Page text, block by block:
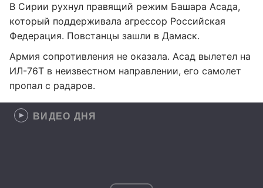
В Сирии рухнул правящий режим Башара Асада,
который поддерживала агрессор Российская
Федерация. Повстанцы зашли в Дамаск.
Армия сопротивления не оказала. Асад вылетел на
ИЛ-76Т в неизвестном направлении, его самолет
пропал с радаров.
ВИДЕО ДНЯ